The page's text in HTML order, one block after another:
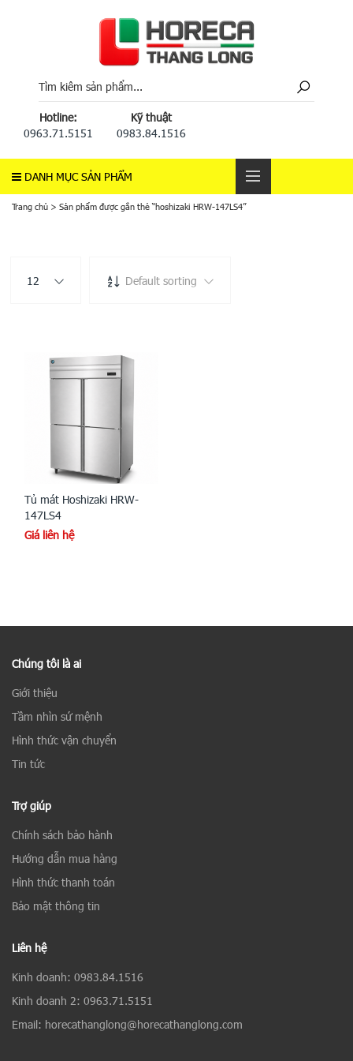
Hotline:
0963.71.5151
Kỹ thuật
0983.84.1516
DANH MỤC SẢN PHẨM
Trang chủ > Sản phẩm được gắn thẻ “hoshizaki HRW-147LS4”
12 Default sorting
Tủ mát Hoshizaki HRW-
147LS4
Giá liên hệ
Chúng tôi là ai
Giới thiệu
Tầm nhìn sứ mệnh
Hình thức vận chuyển
Tin tức
Trợ giúp
Chính sách bảo hành
Hướng dẫn mua hàng
Hình thức thanh toán
Bảo mật thông tin
Liên hệ
Kinh doanh: 0983.84.1516
Kinh doanh 2: 0963.71.5151
Email: horecathanglong@horecathanglong.com